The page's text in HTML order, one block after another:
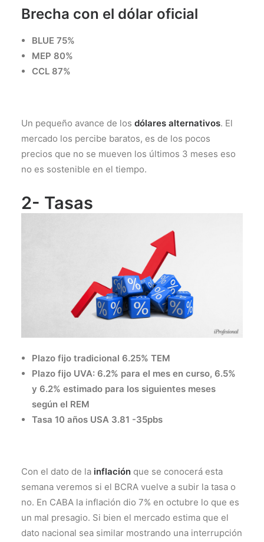
Brecha con el dólar oficial
BLUE 75%
MEP 80%
CCL 87%
Un pequeño avance de los dólares alternativos. El
mercado los percibe baratos, es de los pocos
precios que no se mueven los últimos 3 meses eso
no es sostenible en el tiempo.
2- Tasas
Plazo fijo tradicional 6.25% TEM
Plazo fijo UVA: 6.2% para el mes en curso, 6.5%
y 6.2% estimado para los siguientes meses
según el REM
Tasa 10 años USA 3.81 -35pbs
Con el dato de la inflación que se conocerá esta
semana veremos si el BCRA vuelve a subir la tasa o
no. En CABA la inflación dio 7% en octubre lo que es
un mal presagio. Si bien el mercado estima que el
dato nacional sea similar mostrando una interrupción